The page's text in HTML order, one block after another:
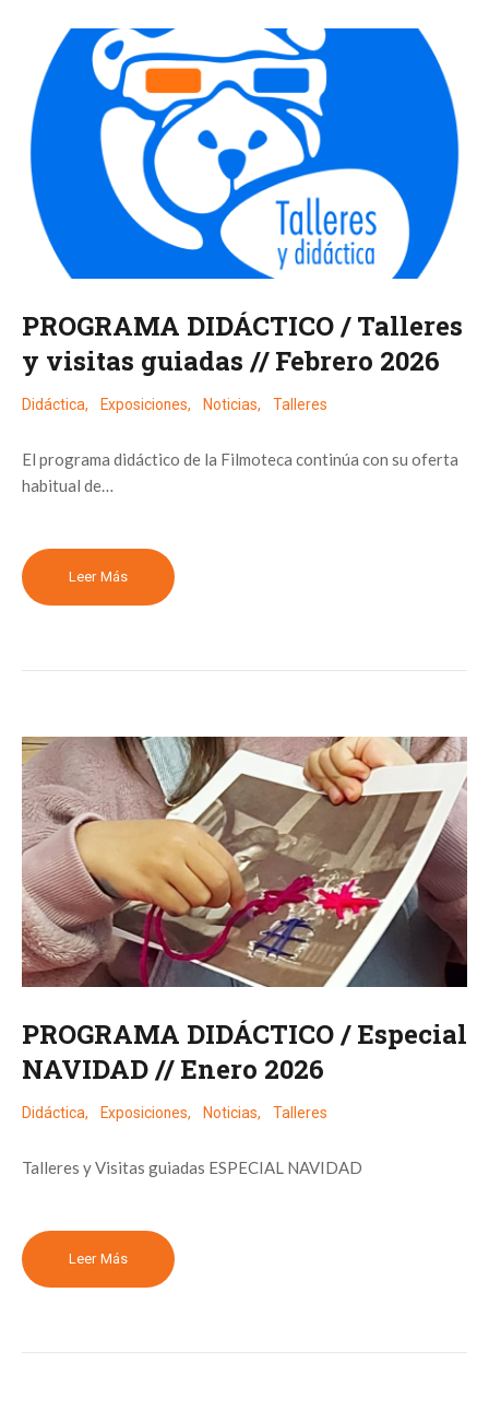
PROGRAMA DIDÁCTICO / Talleres
y visitas guiadas // Febrero 2026
Didáctica, Exposiciones, Noticias, Talleres
El programa didáctico de la Filmoteca continúa con su oferta
habitual de…
Leer Más
PROGRAMA DIDÁCTICO / Especial
NAVIDAD // Enero 2026
Didáctica, Exposiciones, Noticias, Talleres
Talleres y Visitas guiadas ESPECIAL NAVIDAD
Leer Más